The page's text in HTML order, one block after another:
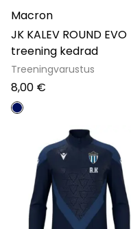
Macron
JK KALEV ROUND EVO
treening kedrad
Treeningvarustus
8,00 €